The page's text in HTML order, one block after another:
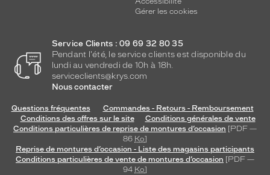
Gérer les cookies
Service Clients : 09 69 32 80 35
Pendant l'été, le service clients est disponible du
lundi au vendredi de 10h à 18h.
serviceclients@krys.com
Nous contacter
Questions fréquentes
Commandes - Retours - Remboursement
Conditions des offres sur le site
Conditions générales de vente
Conditions particulières de reprise de montures d’occasion [PDF —
86 Ko]
Reprise de montures d’occasion - Liste des magasins participants
Conditions particulières de vente de montures d’occasion [PDF —
94 Ko]